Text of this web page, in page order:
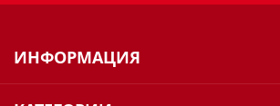
ИНФОРМАЦИЯ